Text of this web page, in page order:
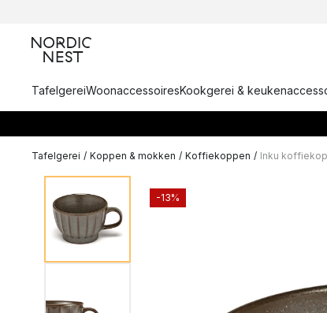
TafelgereiWoonaccessoiresKookgerei &
Tafelgerei / Koppen & mokken / Koffiekoppen / Inku
-13%